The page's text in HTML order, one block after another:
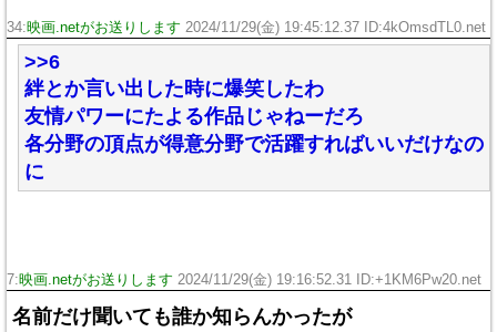
34:映画.netがお送りします 2024/11/29(金) 19:45:12.37 ID:4kOmsdTL0.net
>>6
絆とか言い出した時に爆笑したわ
友情パワーにたよる作品じゃねーだろ
各分野の頂点が得意分野で活躍すればいいだけなの
に
7:映画.netがお送りします 2024/11/29(金) 19:16:52.31 ID:+1KM6Pw20.net
名前だけ聞いても誰か知らんかったが